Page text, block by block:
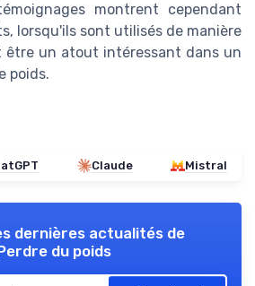
montrent cependant
lorsqu'ils sont utilisés de manière
être un atout intéressant dans un
poids.
Claude Mistral
dernières actualités de
du poids